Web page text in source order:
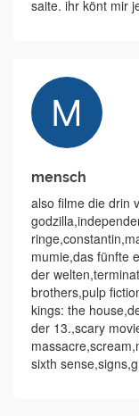
saite. ihr könt mir
mensch
also filme die drin
mumie,das fünfte
der
brothers,pulp
kings: the
der 13.,scary
sixth